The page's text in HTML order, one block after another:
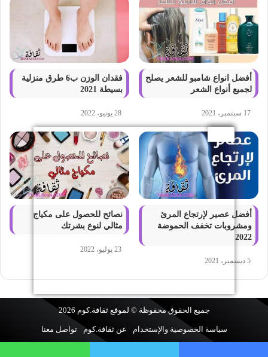
أفضل انواع شامبو للشعر يصلح
لجميع أنواع الشعر
17 سبتمبر، 2021
فقدان الوزن ب6 طرق منزلية
بسيطة 2021
28 يونيو، 2022
أفضل عصير لإرتجاع المرئ
ومشروبات تخفف الحموضة
2022
5 ديسمبر، 2021
نصائح للحصول على مكياج
مثالي لنوع بشرتك
23 يوليو، 2022
جميع الحقوق محفوظة © لموقعثقافة.كوم
سياسة الخصوصية والإستخدام عن ثقافة.كوم تواصل معنا